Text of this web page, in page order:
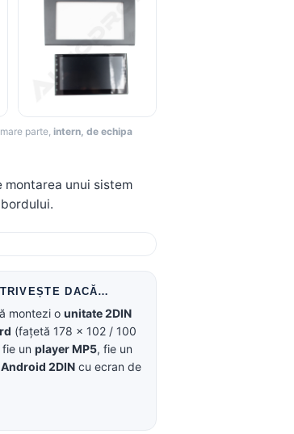
parte, intern, de echipa
montarea unui sistem
DACĂ…
montezi o unitate 2DIN
(fațetă 178 × 102 / 100
un player MP5, fie un
2DIN cu ecran de